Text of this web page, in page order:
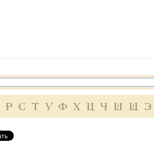
Р С Т У Ф Х Ц Ч Ш Щ Э